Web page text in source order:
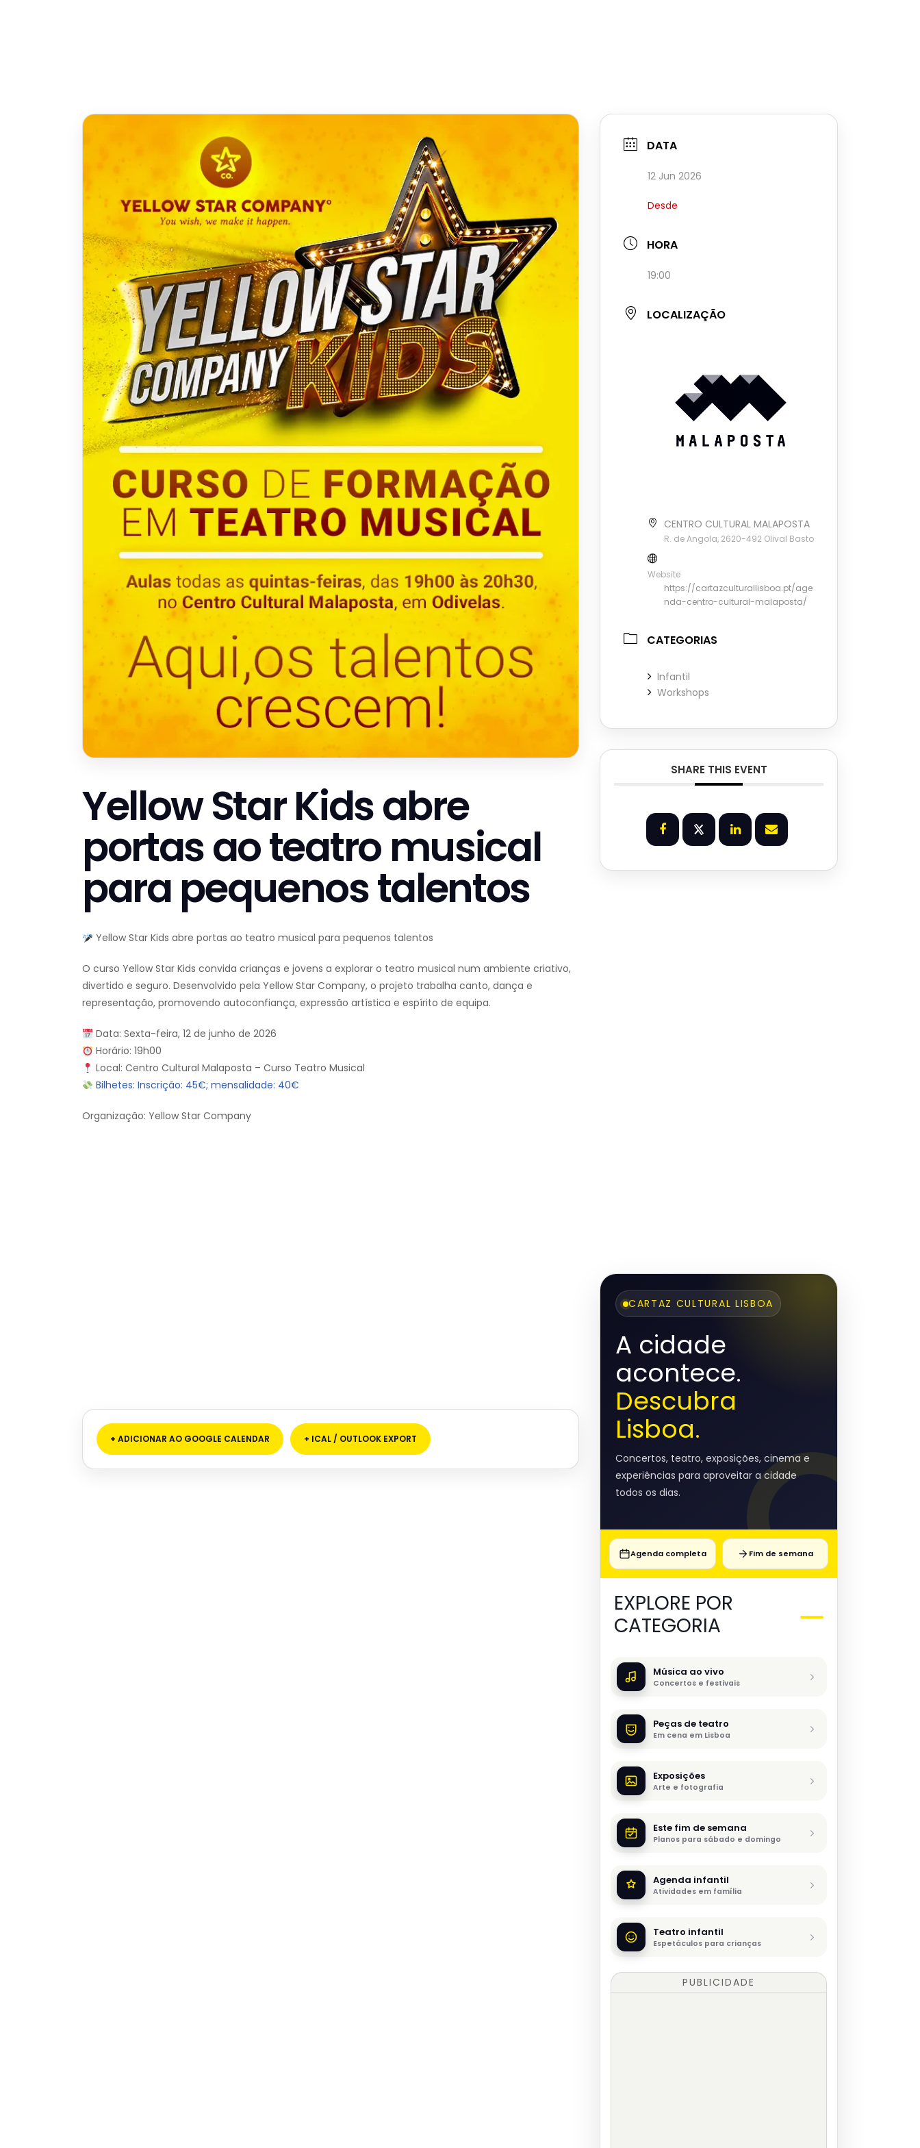
Yellow Star Kids abre
portas ao teatro musical
para pequenos talentos
Yellow Star Kids abre portas ao teatro musical para pequenos talentos
O curso Yellow Star Kids convida crianças e jovens a explorar o teatro musical num ambiente criativo,
divertido e seguro. Desenvolvido pela Yellow Star Company, o projeto trabalha canto, dança e
representação, promovendo autoconfiança, expressão artística e espírito de equipa.
Data: Sexta-feira, 12 de junho de 2026
Horário: 19h00
Local: Centro Cultural Malaposta – Curso Teatro Musical
Bilhetes: Inscrição: 45€; mensalidade: 40€
Organização: Yellow Star Company
+ ADICIONAR AO GOOGLE CALENDAR + ICAL / OUTLOOK EXPORT
DATA
12 Jun 2026
Desde
HORA
19:00
LOCALIZAÇÃO
CENTRO CULTURAL MALAPOSTA
R. de Angola, 2620-492 Olival Basto
Website
https://cartazculturallisboa.pt/age
nda-centro-cultural-malaposta/
CATEGORIAS
Infantil
Workshops
SHARE THIS EVENT
CARTAZ CULTURAL LISBOA
A cidade
acontece.
Descubra
Lisboa.
Concertos, teatro, exposições, cinema e
experiências para aproveitar a cidade
todos os dias.
Agenda completa Fim de semana
EXPLORE POR
CATEGORIA
Música ao vivo
Concertos e festivais
Peças de teatro
Em cena em Lisboa
Exposições
Arte e fotografia
Este fim de semana
Planos para sábado e domingo
Agenda infantil
Atividades em família
Teatro infantil
Espetáculos para crianças
PUBLICIDADE